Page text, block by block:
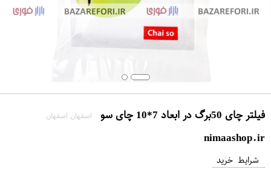
فیلتر چای 50برگ در ابعاد 7*10 چای سو اصفهان اصفهان
nimaashop.ir
شرایط خرید